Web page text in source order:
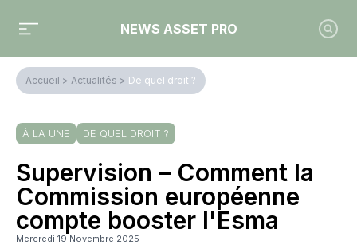
NEWS ASSET PRO
Accueil > Actualités > De quel droit ?
À LA UNE DE QUEL DROIT ?
Supervision – Comment la
Commission européenne
compte booster l'Esma
Mercredi 19 Novembre 2025